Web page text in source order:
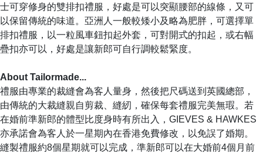
士可穿修身的雙排扣禮服，好處是可以突顯腰部的線條，又可
以保留傳統的味道。亞洲人一般較矮小及略為肥胖，可選擇單
排扣禮服，以一粒風車鈕扣起外套，可對開式的扣起，或右幅
疊扣亦可以，好處是讓新郎可自行調較鬆緊度。
About Tailormade...
禮服由專業的裁縫會為客人量身，然後把尺碼送到英國總部，
由傳統的大裁縫親自剪裁、縫紉，確保每套禮服完美無瑕。若
在婚前準新郎的體型比度身時有所出入，GIEVES & HAWKES
亦承諾會為客人於一星期內在香港免費修改，以免誤了婚期。
縫製禮服約8個星期就可以完成，準新郎可以在大婚前4個月前